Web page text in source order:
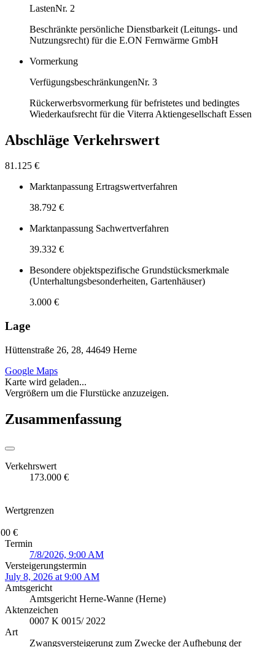
LastenNr. 2
Beschränkte persönliche Dienstbarkeit (Leitungs- und
Nutzungsrecht) für die E.ON Fernwärme GmbH
Vormerkung
VerfügungsbeschränkungenNr. 3
Rückerwerbsvormerkung für befristetes und bedingtes
Wiederkaufsrecht für die Viterra Aktiengesellschaft Essen
Abschläge Verkehrswert
81.125 €
Marktanpassung Ertragswertverfahren
38.792 €
Marktanpassung Sachwertverfahren
39.332 €
Besondere objektspezifische Grundstücksmerkmale
(Unterhaltungsbesonderheiten, Gartenhäuser)
3.000 €
Lage
Hüttenstraße 26, 28, 44649 Herne
Google Maps
Karte wird geladen...
Vergrößern um die Flurstücke anzuzeigen.
Zusammenfassung
Verkehrswert
173.000 €
Wertgrenzen
€
Termin
7/8/2026, 9:00 AM
Versteigerungstermin
July 8, 2026 at 9:00 AM
Amtsgericht
Amtsgericht Herne-Wanne (Herne)
Aktenzeichen
0007 K 0015/ 2022
Art
Zwangsversteigerung zum Zwecke der Aufhebung der